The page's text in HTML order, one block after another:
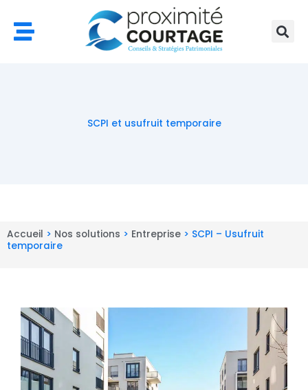
contenu
SCPI et usufruit temporaire
Accueil > Nos solutions > Entreprise > SCPI – Usufruit
temporaire